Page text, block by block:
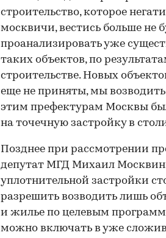
строительство, которое
москвичи, вестись больше не
проанализировать уже
таких объектов, по
строительстве. Новых
еще не приняты, мы возводить
этим префектурам Москвы
на точечную застройку в
Позднее при рассмотрении
депутат МГД Михаил
уплотнительной застройки
разрешить возводить лишь
и жилье по целевым
можно включать в уже